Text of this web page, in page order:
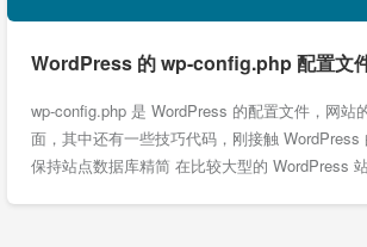
WordPress 的 wp-config.php 配置文
wp-config.php 是 WordPress 的配置文件，网站
面，其中还有一些技巧代码，刚接触 WordPress
保持站点数据库精简 在比较大型的 WordPress